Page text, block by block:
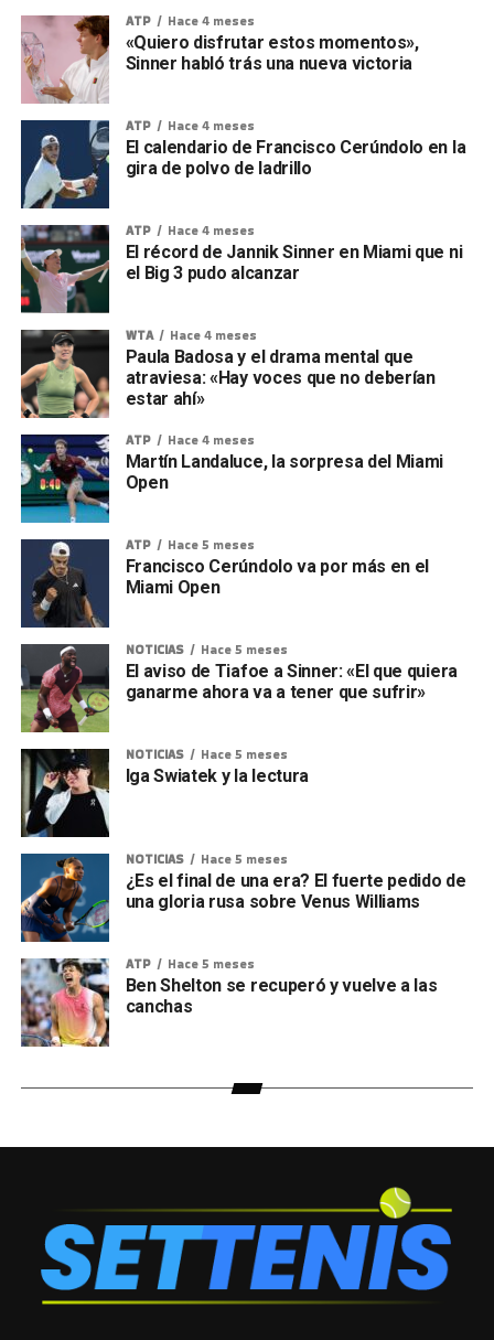
ATP Hace 4 meses
«Quiero disfrutar estos momentos»,
Sinner habló trás una nueva victoria
ATP Hace 4 meses
El calendario de Francisco Cerúndolo en la
gira de polvo de ladrillo
ATP Hace 4 meses
El récord de Jannik Sinner en Miami que ni
el Big 3 pudo alcanzar
WTA Hace 4 meses
Paula Badosa y el drama mental que
atraviesa: «Hay voces que no deberían
estar ahí»
ATP Hace 4 meses
Martín Landaluce, la sorpresa del Miami
Open
ATP Hace 5 meses
Francisco Cerúndolo va por más en el
Miami Open
NOTICIAS Hace 5 meses
El aviso de Tiafoe a Sinner: «El que quiera
ganarme ahora va a tener que sufrir»
NOTICIAS Hace 5 meses
Iga Swiatek y la lectura
NOTICIAS Hace 5 meses
¿Es el final de una era? El fuerte pedido de
una gloria rusa sobre Venus Williams
ATP Hace 5 meses
Ben Shelton se recuperó y vuelve a las
canchas